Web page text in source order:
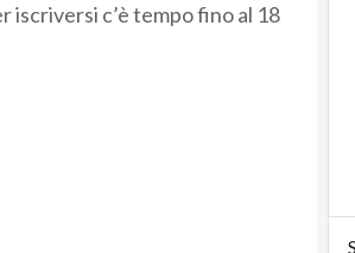
iscriversi c’è tempo fino al 18